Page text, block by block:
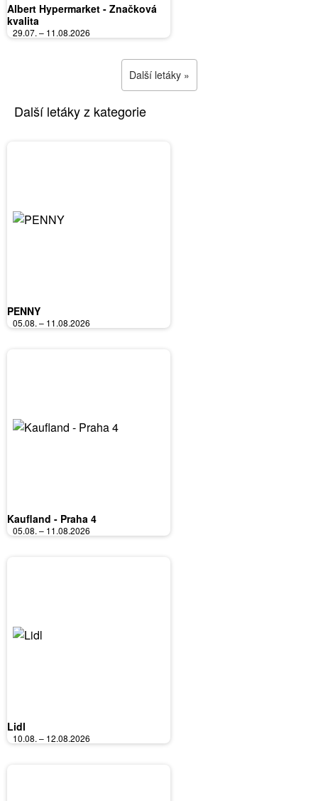
Albert Hypermarket - Značková
kvalita
29.07. – 11.08.2026
Další letáky »
Další letáky z kategorie
PENNY
05.08. – 11.08.2026
Kaufland - Praha 4
05.08. – 11.08.2026
Lidl
10.08. – 12.08.2026